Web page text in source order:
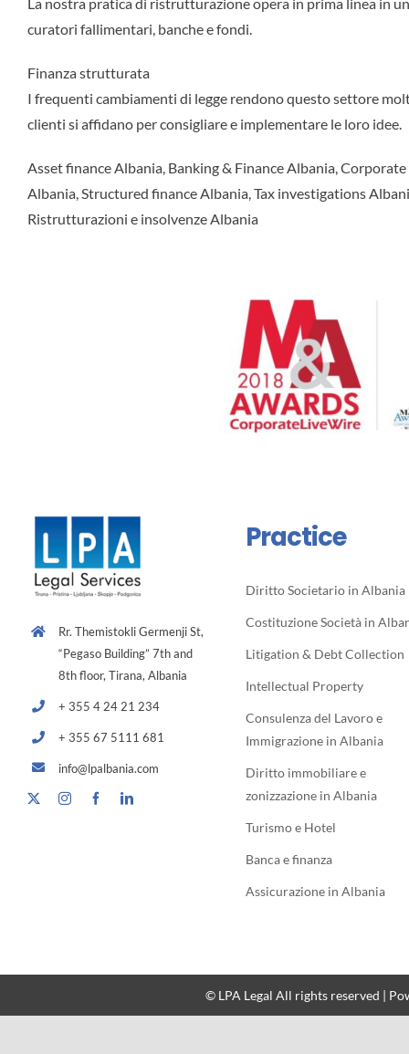
curatori fallimentari, banche e fondi.
Finanza strutturata
I frequenti cambiamenti di legge rendono questo settore
clienti si affidano per consigliare e implementare le loro idee.
Asset finance Albania, Banking & Finance Albania,
Albania, Structured finance Albania, Tax investigations
Ristrutturazioni e insolvenze Albania
Rr. Themistokli Germenji St,
“Pegaso Building” 7th and
8th floor, Tirana, Albania
+ 355 4 24 21 234
+ 355 67 5111 681
info@lpalbania.com
Practice
Diritto Societario in Albania
Costituzione Società in
Litigation & Debt Collection
Intellectual Property
Consulenza del Lavoro e
Immigrazione in Albania
Diritto immobiliare e
zonizzazione in Albania
Turismo e Hotel
Banca e finanza
Assicurazione in Albania
© LPA Legal All rights reserved |